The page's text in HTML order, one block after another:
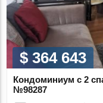
$ 364 643
Кондоминиум с 2
№98287